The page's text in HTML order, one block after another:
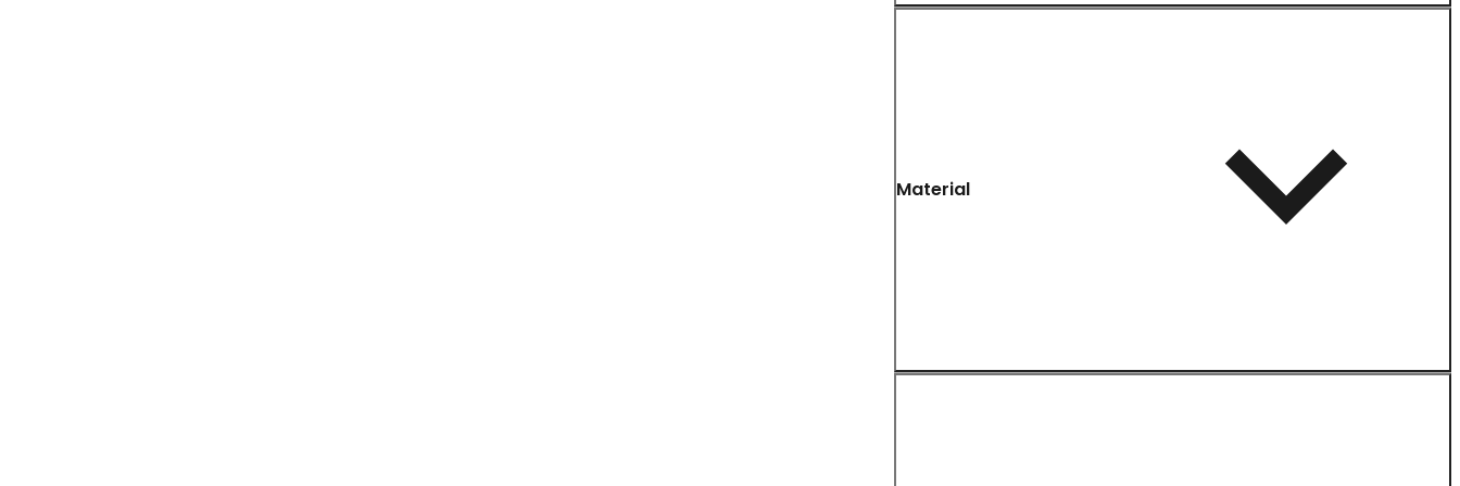
Material